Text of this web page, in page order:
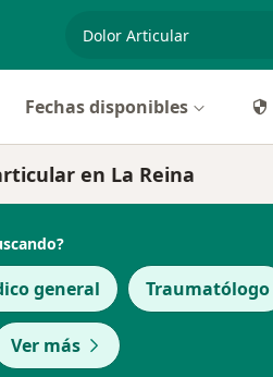
Fechas disponibles
en La Reina
general Traumatólogo
Ver más